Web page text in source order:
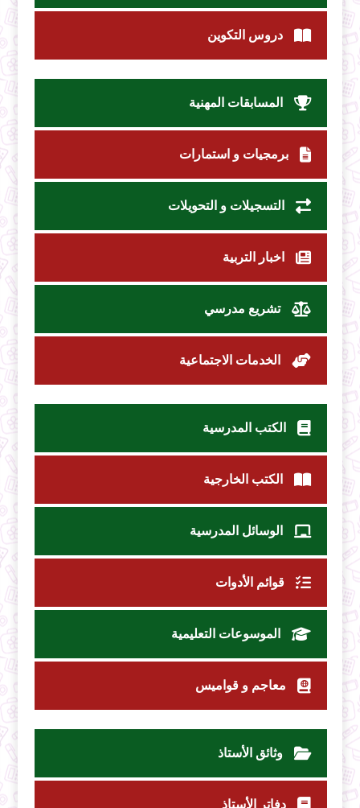
دروس التكوين
المسابقات المهنية
برمجيات و استمارات
التسجيلات و التحويلات
اخبار التربية
تشريع مدرسي
الخدمات الاجتماعية
الكتب المدرسية
الكتب الخارجية
الوسائل المدرسية
قوائم الأدوات
الموسوعات التعليمية
معاجم و قواميس
وثائق الأستاذ
دفاتر الأستاذ